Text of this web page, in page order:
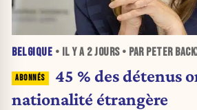
BELGIQUE • IL Y A 2 JOURS• PAR PETER
45 % des détenus
nationalité étrangère